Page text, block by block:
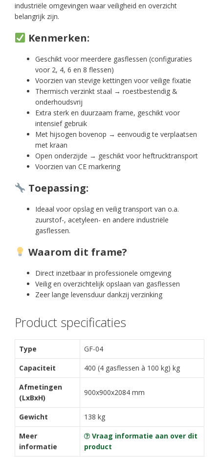
industriële omgevingen waar veiligheid en overzicht
belangrijk zijn.
Kenmerken:
Geschikt voor meerdere gasflessen (configuraties
voor 2, 4, 6 en 8 flessen)
Voorzien van stevige kettingen voor veilige fixatie
Thermisch verzinkt staal → roestbestendig &
onderhoudsvrij
Extra sterk en duurzaam frame, geschikt voor
intensief gebruik
Met hijsogen bovenop → eenvoudig te verplaatsen
met kraan
Open onderzijde → geschikt voor heftrucktransport
Voorzien van CE markering
Toepassing:
Ideaal voor opslag en veilig transport van o.a.
zuurstof-, acetyleen- en andere industriële
gasflessen.
Waarom dit frame?
Direct inzetbaar in professionele omgeving
Veilig en overzichtelijk opslaan van gasflessen
Zeer lange levensduur dankzij verzinking
Product specificaties
Type GF-04
Capaciteit 400 (4 gasflessen à 100 kg) kg
Afmetingen
(LxBxH)
900x900x2084 mm
Gewicht 138 kg
Meer
informatie
Vraag informatie aan over dit
product